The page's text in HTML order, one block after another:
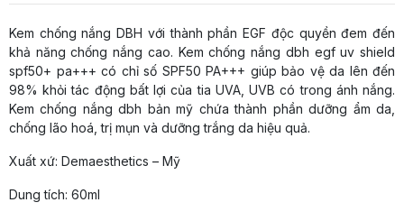
gốc
là:
1.700.000 ₫.
hiện
tại
là:
1.390.000 ₫.
Kem chống nắng DBH với thành phần EGF độc quyền đem đến
khả năng chống nắng cao. Kem chống nắng dbh egf uv shield
spf50+ pa+++ có chỉ số SPF50 PA+++ giúp bảo vệ da lên đến
98% khỏi tác động bất lợi của tia UVA, UVB có trong ánh nắng.
Kem chống nắng dbh bản mỹ chứa thành phần dưỡng ẩm da,
chống lão hoá, trị mụn và dưỡng trắng da hiệu quả.
Xuất xứ: Demaesthetics – Mỹ
Dung tích: 60ml